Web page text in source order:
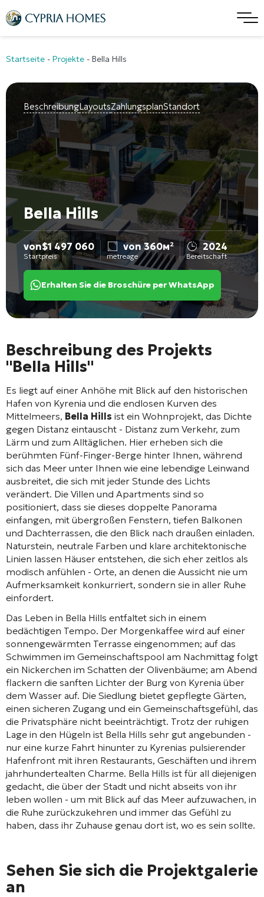
Startseite - Projekte - Bella Hills
BeschreibungLayoutsZahlungsplanStandort
Bella Hills
von$1 497 060
Startpreis
von 360м²
metreage
2024
Bereitschaft
Erhalten Sie die Broschüre per WhatsApp
Beschreibung des Projekts
"Bella Hills"
Es liegt auf einer Anhöhe mit Blick auf den historischen
Hafen von Kyrenia und die endlosen Kurven des
Mittelmeers, Bella Hills ist ein Wohnprojekt, das Dichte
gegen Distanz eintauscht - Distanz zum Verkehr, zum
Lärm und zum Alltäglichen. Hier erheben sich die
berühmten Fünf-Finger-Berge hinter Ihnen, während
sich das Meer unter Ihnen wie eine lebendige Leinwand
ausbreitet, die sich mit jeder Stunde des Lichts
verändert. Die Villen und Apartments sind so
positioniert, dass sie dieses doppelte Panorama
einfangen, mit übergroßen Fenstern, tiefen Balkonen
und Dachterrassen, die den Blick nach draußen einladen.
Naturstein, neutrale Farben und klare architektonische
Linien lassen Häuser entstehen, die sich eher zeitlos als
modisch anfühlen - Orte, an denen die Aussicht nie um
Aufmerksamkeit konkurriert, sondern sie in aller Ruhe
einfordert.
Das Leben in Bella Hills entfaltet sich in einem
bedächtigen Tempo. Der Morgenkaffee wird auf einer
sonnengewärmten Terrasse eingenommen; auf das
Schwimmen im Gemeinschaftspool am Nachmittag folgt
ein Nickerchen im Schatten der Olivenbäume; am Abend
flackern die sanften Lichter der Burg von Kyrenia über
dem Wasser auf. Die Siedlung bietet gepflegte Gärten,
einen sicheren Zugang und ein Gemeinschaftsgefühl, das
die Privatsphäre nicht beeinträchtigt. Trotz der ruhigen
Lage in den Hügeln ist Bella Hills sehr gut angebunden -
nur eine kurze Fahrt hinunter zu Kyrenias pulsierender
Hafenfront mit ihren Restaurants, Geschäften und ihrem
jahrhundertealten Charme. Bella Hills ist für all diejenigen
gedacht, die über der Stadt und nicht abseits von ihr
leben wollen - um mit Blick auf das Meer aufzuwachen, in
die Ruhe zurückzukehren und immer das Gefühl zu
haben, dass ihr Zuhause genau dort ist, wo es sein sollte.
Sehen Sie sich die Projektgalerie
an